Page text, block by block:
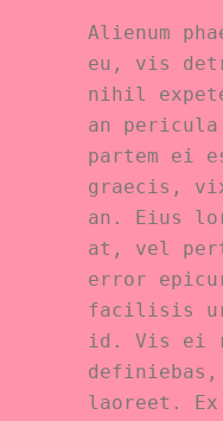
Alienum
eu, vis
nihil
an
partem ei
graecis,
an. Eius
at, vel
error
facilisis
id. Vis ei
laoreet.